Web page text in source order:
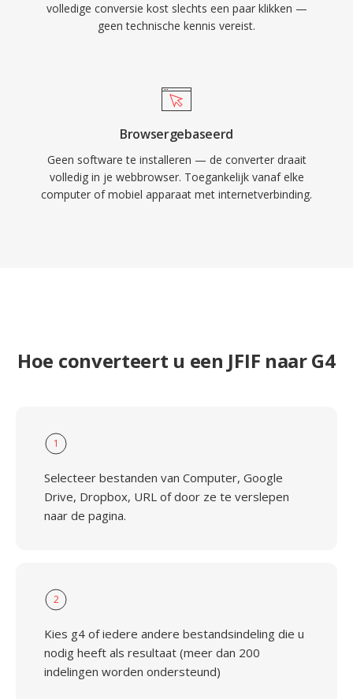
volledige conversie kost slechts een paar klikken —
geen technische kennis vereist.
Browsergebaseerd
Geen software te installeren — de converter draait
volledig in je webbrowser. Toegankelijk vanaf elke
computer of mobiel apparaat met internetverbinding.
Hoe converteert u een JFIF naar G4
1
Selecteer bestanden van Computer, Google
Drive, Dropbox, URL of door ze te verslepen
naar de pagina.
2
Kies g4 of iedere andere bestandsindeling die u
nodig heeft als resultaat (meer dan 200
indelingen worden ondersteund)